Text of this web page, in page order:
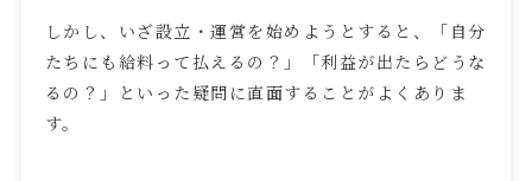
しかし、いざ設立・運営を始めようとすると、「自分
たちにも給料って払えるの？」「利益が出たらどうな
るの？」といった疑問に直面することがよくありま
す。